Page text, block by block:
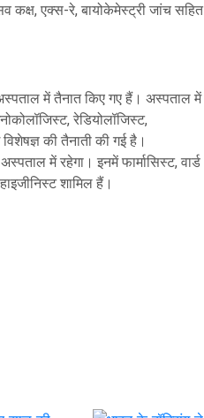
कक्ष, एक्स-रे, बायोकेमेस्ट्री जांच सहित
में तैनात किए गए हैं। अस्पताल में
रेडियोलॉजिस्ट,
की तैनाती की गई है।
में रहेगा। इनमें फार्मासिस्ट, वार्ड
शामिल हैं।